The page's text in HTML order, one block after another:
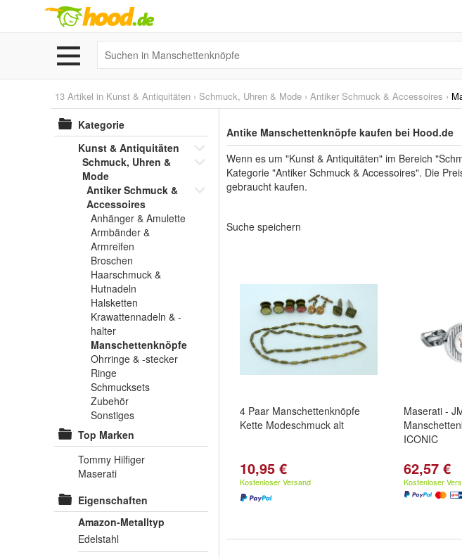
13 Artikel in Kunst & Antiquitäten › Schmuck, Uhren & Mode › Antiker Schmuck & Accessoires ›
Kategorie
Kunst & Antiquitäten
Schmuck, Uhren &
Mode
Antiker Schmuck &
Accessoires
Anhänger & Amulette
Armbänder &
Armreifen
Broschen
Haarschmuck &
Hutnadeln
Halsketten
Krawattennadeln & -
halter
Manschettenknöpfe
Ohrringe & -stecker
Ringe
Schmucksets
Zubehör
Sonstiges
Top Marken
Tommy Hilfiger
Maserati
Eigenschaften
Amazon-Metalltyp
Edelstahl
Antike Manschettenknöpfe kaufen bei Hood.de
Wenn es um "Kunst & Antiquitäten" im Bereich
Kategorie "Antiker Schmuck & Accessoires". Die
gebraucht kaufen.
Suche speichern
4 Paar Manschettenknöpfe
Kette Modeschmuck alt
10,95 €
Kostenloser Versand
Maserati -
ICONIC
62,57 €
Kostenloser